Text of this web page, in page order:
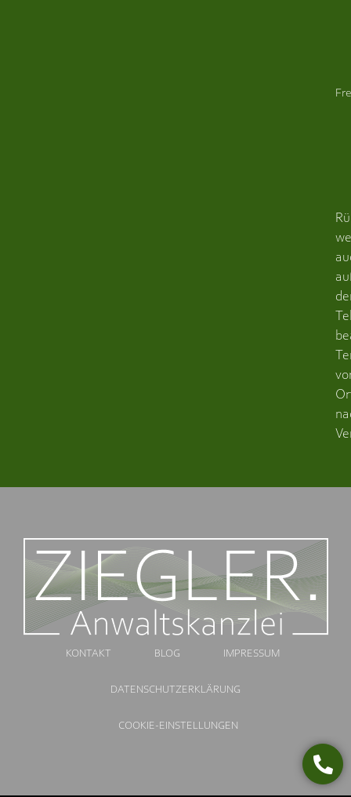
KONTAKT BLOG IMPRESSUM
DATENSCHUTZERKLÄRUNG
COOKIE-EINSTELLUNGEN